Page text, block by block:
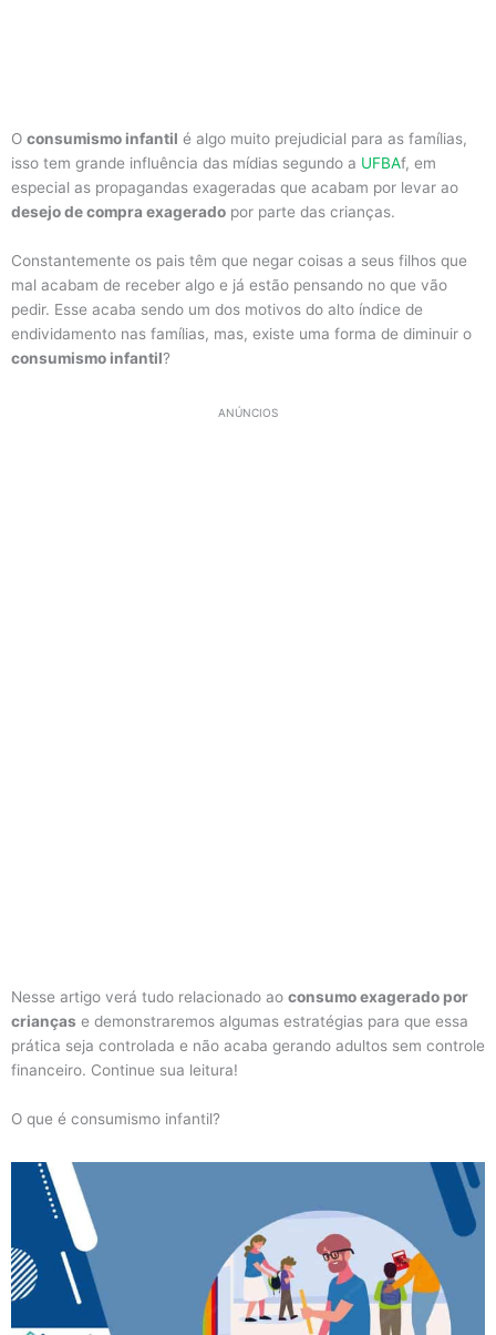
O consumismo infantil é algo muito prejudicial para as famílias,
isso tem grande influência das mídias segundo a UFBAf, em
especial as propagandas exageradas que acabam por levar ao
desejo de compra exagerado por parte das crianças.
Constantemente os pais têm que negar coisas a seus filhos que
mal acabam de receber algo e já estão pensando no que vão
pedir. Esse acaba sendo um dos motivos do alto índice de
endividamento nas famílias, mas, existe uma forma de diminuir o
consumismo infantil?
ANÚNCIOS
Nesse artigo verá tudo relacionado ao consumo exagerado por
crianças e demonstraremos algumas estratégias para que essa
prática seja controlada e não acaba gerando adultos sem controle
financeiro. Continue sua leitura!
O que é consumismo infantil?